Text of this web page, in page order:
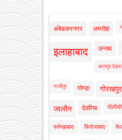
अंबेडकरनगर अमरोहा
इलाहाबाद उन्नाव
कानपुर देहात
गाजीपुर गोण्डा गोरखपुर
जालौन देवरिया
फर्रुखाबाद फिरोजाबाद